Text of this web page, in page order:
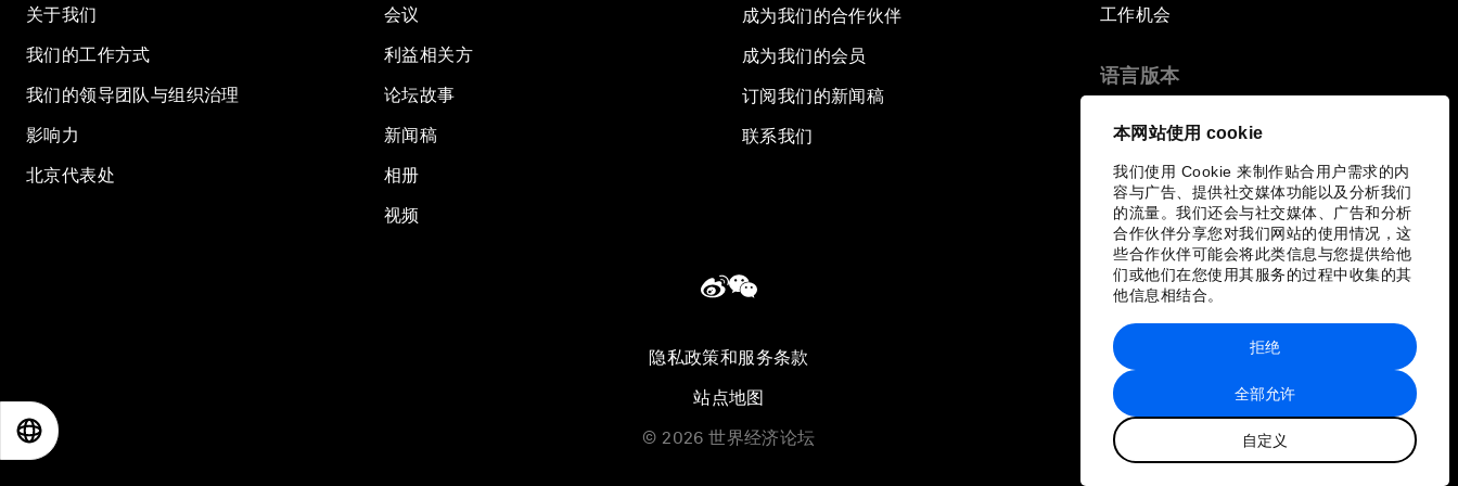
本网站使用 cookie
我们使用 Cookie 来制作贴合用户需求的内
容与广告、提供社交媒体功能以及分析我们
的流量。我们还会与社交媒体、广告和分析
合作伙伴分享您对我们网站的使用情况，这
些合作伙伴可能会将此类信息与您提供给他
们或他们在您使用其服务的过程中收集的其
他信息相结合。
全部允许
自定义
拒绝
关于我们
我们的工作方式
我们的领导团队与组织治理
影响力
北京代表处
会议
利益相关方
论坛故事
新闻稿
相册
视频
成为我们的合作伙伴
成为我们的会员
订阅我们的新闻稿
联系我们
工作机会
语言版本
隐私政策和服务条款
站点地图
© 2026 世界经济论坛